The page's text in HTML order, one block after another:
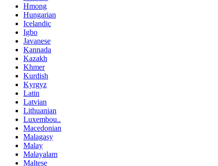
Hmong
Hungarian
Icelandic
Igbo
Javanese
Kannada
Kazakh
Khmer
Kurdish
Kyrgyz
Latin
Latvian
Lithuanian
Luxembou..
Macedonian
Malagasy
Malay
Malayalam
Maltese